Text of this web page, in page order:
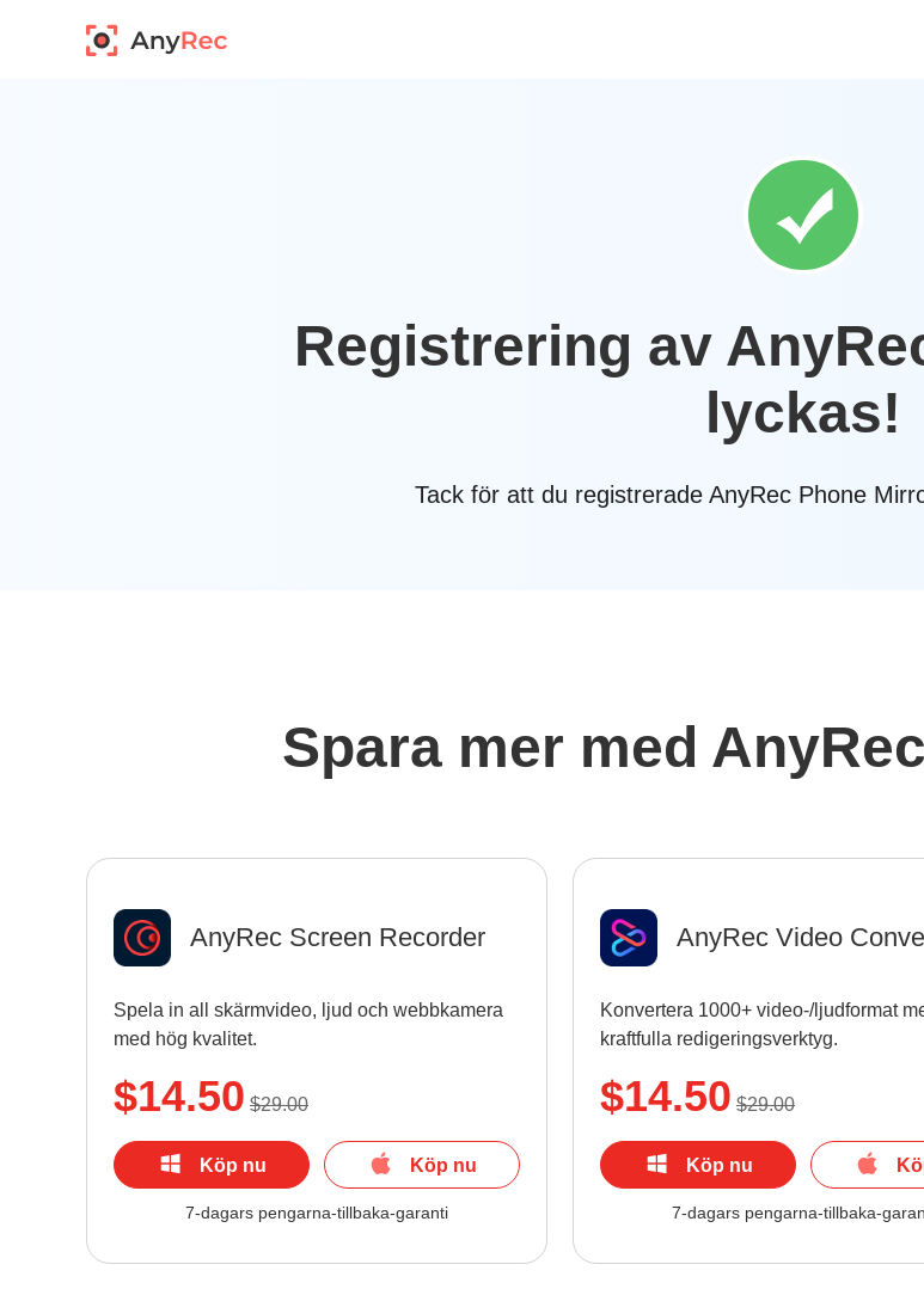
Registrering av
lyckas!
Tack för att du registrerade AnyRec Phone
Spara mer med
AnyRec Screen Recorder
Spela in all skärmvideo, ljud och webbkamera
med hög kvalitet.
$14.50 $29.00
Köp nu Köp nu
7-dagars pengarna-tillbaka-garanti
AnyRec Video
Konvertera 1000+ video-/ljudformat
kraftfulla redigeringsverktyg.
$14.50 $29.00
Köp nu
7-dagars pengarna-tillbaka-